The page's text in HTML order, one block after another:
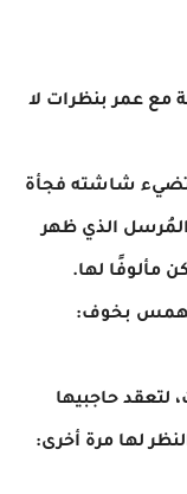
مع عمر بنظرات لا
تضيء شاشته فجأة
الذي ظهر
مألوفًا لها.
يهمس بخوف:
لتعقد حاجبيها
لها مرة أخرى: